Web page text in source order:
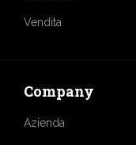
Vendita
Company
Azienda